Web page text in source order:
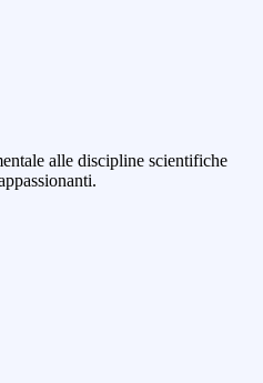
alle discipline scientifiche